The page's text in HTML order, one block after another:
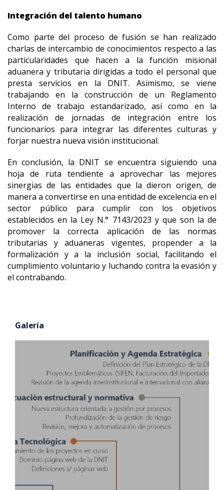
Integración del talento humano
Como parte del proceso de fusión se han realizado
charlas de intercambio de conocimientos respecto a las
particularidades que hacen a la función misional
aduanera y tributaria dirigidas a todo el personal que
presta servicios en la DNIT. Asimismo, se viene
trabajando en la construcción de un Reglamento
Interno de trabajo estandarizado, así como en la
realización de jornadas de integración entre los
funcionarios para integrar las diferentes culturas y
forjar nuestra nueva visión institucional.
En conclusión, la DNIT se encuentra siguiendo una
hoja de ruta tendiente a aprovechar las mejores
sinergias de las entidades que la dieron origen, de
manera a convertirse en una entidad de excelencia en el
sector público para cumplir con los objetivos
establecidos en la Ley N.° 7143/2023 y que son la de
promover la correcta aplicación de las normas
tributarias y aduaneras vigentes, propender a la
formalización y a la inclusión social, facilitando el
cumplimiento voluntario y luchando contra la evasión y
el contrabando.
Galería